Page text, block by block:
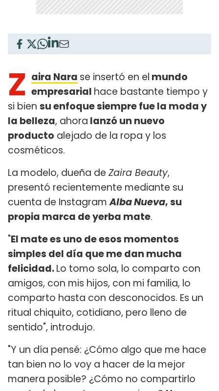
Z aira Nara se insertó en el mundo
empresarial hace bastante tiempo y
si bien su enfoque siempre fue la moda y
la belleza, ahora lanzó un nuevo
producto alejado de la ropa y los
cosméticos.
La modelo, dueña de Zaira Beauty,
presentó recientemente mediante su
cuenta de InstagramAlba Nueva, su
propia marca de yerba mate.
"El mate es uno de esos momentos
simples del día que me dan mucha
felicidad.Lo tomo sola, lo comparto con
amigos, con mis hijos, con mi familia, lo
comparto hasta con desconocidos. Es un
ritual chiquito, cotidiano, pero lleno de
sentido", introdujo.
"Y un día pensé: ¿Cómo algo que me hace
tan bien no lo voy a hacer de la mejor
manera posible? ¿Cómo no compartirlo